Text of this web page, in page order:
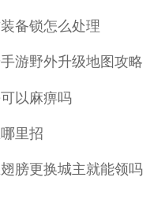
备锁怎么处理
游野外升级地图攻略
以麻痹吗
里招
膀更换城主就能领吗